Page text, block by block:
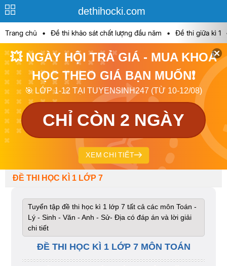
dethihocki.com
Trang chủ • Đề thi khảo sát chất lượng đầu năm • Đề thi giữa kì 1
💥 NGÀY HỘI TRẢ GIÁ - MUA KHOÁ
HỌC THEO GIÁ BẠN MUỐN❗
🎯 LỚP 1-12 TẠI TUYENSINH247 (TỪ 10-12/08)
CHỈ CÒN 2 NGÀY
XEM CHI TIẾT
ĐỀ THI HỌC KÌ 1 LỚP 7
Tuyển tập đề thi học kì 1 lớp 7 tất cả các môn Toán -
Lý - Sinh - Văn - Anh - Sử- Địa có đáp án và lời giải
chi tiết
ĐỀ THI HỌC KÌ 1 LỚP 7 MÔN TOÁN